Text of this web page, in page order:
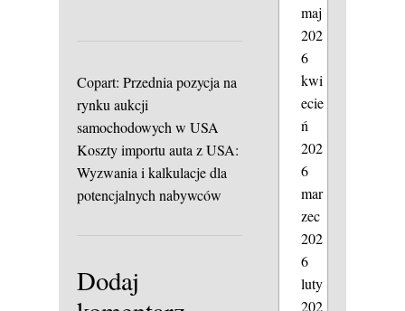
Copart: Przednia pozycja na
rynku aukcji
samochodowych w USA
Koszty importu auta z USA:
Wyzwania i kalkulacje dla
potencjalnych nabywców
Dodaj
maj
202
6
kwi
ecie
ń
202
6
mar
zec
202
6
luty
202